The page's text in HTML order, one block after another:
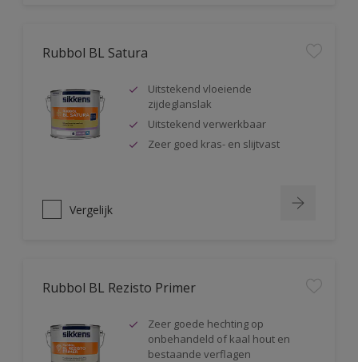
Rubbol BL Satura
Uitstekend vloeiende
zijdeglanslak
Uitstekend verwerkbaar
Zeer goed kras- en slijtvast
Vergelijk
Rubbol BL Rezisto Primer
Zeer goede hechting op
onbehandeld of kaal hout en
bestaande verflagen